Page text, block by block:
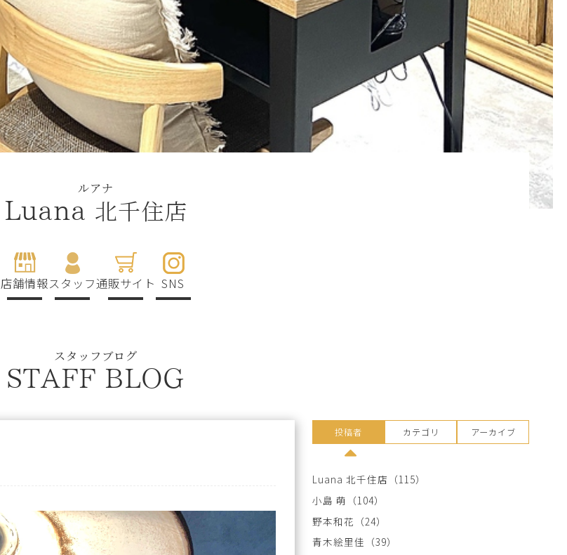
ルアナ
Luana 北千住店
店舗情報スタッフ通販サイト SNS
スタッフブログ
STAFF BLOG
投稿者 カテゴリ アーカイブ
Luana 北千住店 （115）
小島 萌 （104）
野本和花 （24）
青木絵里佳 （39）